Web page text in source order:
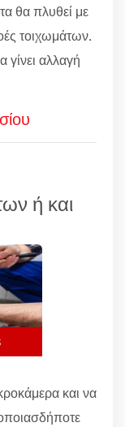
θα πλυθεί με
τοιχωμάτων.
αλλαγή
ή και
και να